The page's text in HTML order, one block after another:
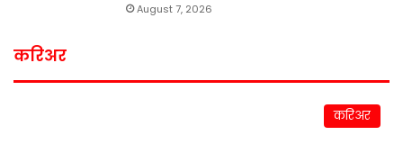
August 7, 2026
करिअर
करिअर